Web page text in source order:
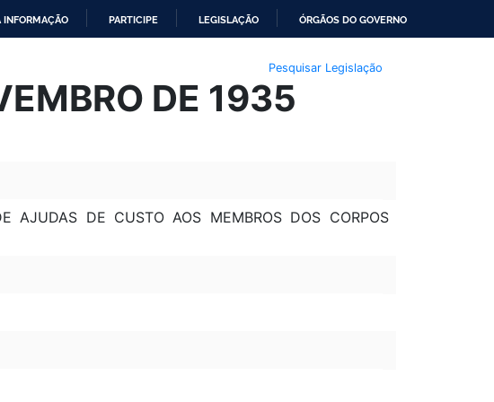
INFORMAÇÃO PARTICIPE LEGISLAÇÃO ÓRGÃOS DO GOVERNO
Pesquisar Legislação
DE 1935
AJUDAS DE CUSTO AOS MEMBROS DOS CORPOS